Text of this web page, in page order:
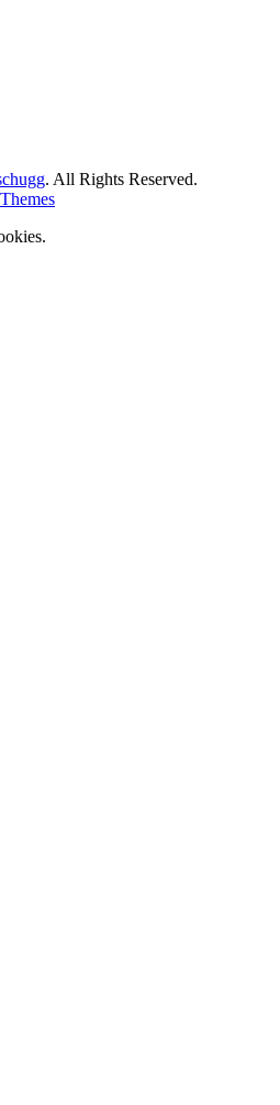
. All Rights Reserved.